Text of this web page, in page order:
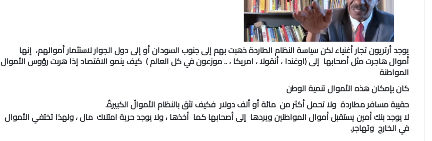
يوجد أرتريون تجار أغنياء لكن سياسة النظام الطاردة ذهبت بهم إلى جنوب السودان أو إلى دول الجوار لاستثمار أموالهم، إنها
أموال هاجرت مثل أصحابها إلى (اوغندا ، أنقولا ، امريكا ، .. موزعون في كل العالم ) كيف ينمو الاقتصاد إذا هربت رؤوس الأموال
المواطنة
كان بإمكان هذه الأموال تنمية الوطن
حقيبة مسافر مطاردة ولا تحمل أكثر من مائة أو ألف دولار فكيف تثق بالنظام الأموالُ الكبيرةُ.
لا يوجد بنك أمين يستقبل أموال المواطنين ويردها إلى أصحابها كما أخذها ، ولا يوجد حرية امتلاك مال ، ولهذا تختفي الأموال
في الخارج وتهاجر.